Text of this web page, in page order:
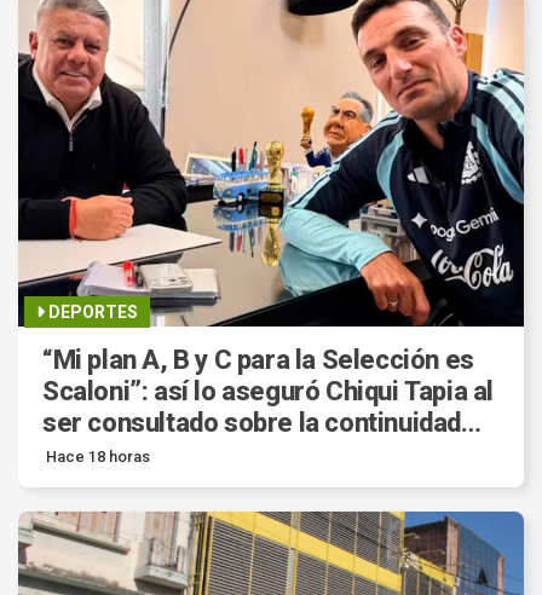
DEPORTES
“Mi plan A, B y C para la Selección es
Scaloni”: así lo aseguró Chiqui Tapia al
ser consultado sobre la continuidad
del entrenador.
Hace 18 horas